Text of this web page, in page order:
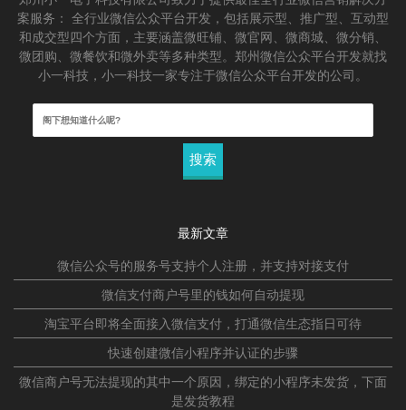
案服务： 全行业微信公众平台开发，包括展示型、推广型、互动型
和成交型四个方面，主要涵盖微旺铺、微官网、微商城、微分销、
微团购、微餐饮和微外卖等多种类型。郑州微信公众平台开发就找
小一科技，小一科技一家专注于微信公众平台开发的公司。
索：
最新文章
微信公众号的服务号支持个人注册，并支持对接支付
微信支付商户号里的钱如何自动提现
淘宝平台即将全面接入微信支付，打通微信生态指日可待
快速创建微信小程序并认证的步骤
微信商户号无法提现的其中一个原因，绑定的小程序未发货，下面
是发货教程